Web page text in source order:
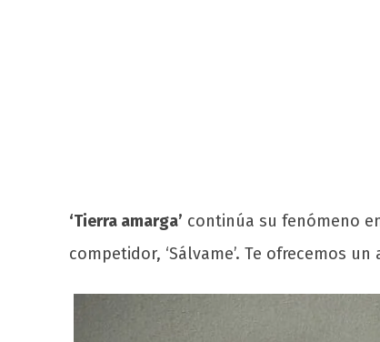
‘Tierra amarga’ continúa su fenómeno
competidor, ‘Sálvame’. Te ofrecemos